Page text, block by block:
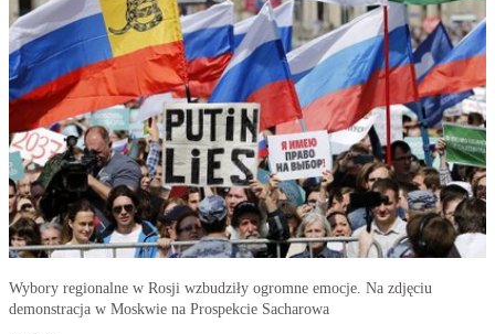
Wybory regionalne w Rosji wzbudziły ogromne emocje. Na zdjęciu
demonstracja w Moskwie na Prospekcie Sacharowa